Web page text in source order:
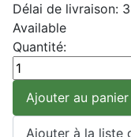
Délai de livraison:
Available
Quantité: